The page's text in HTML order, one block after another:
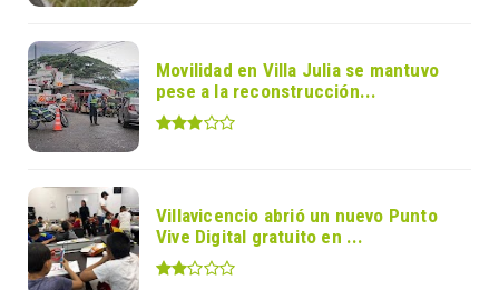
Movilidad en Villa Julia se mantuvo
pese a la reconstrucción...
Villavicencio abrió un nuevo Punto
Vive Digital gratuito en ...